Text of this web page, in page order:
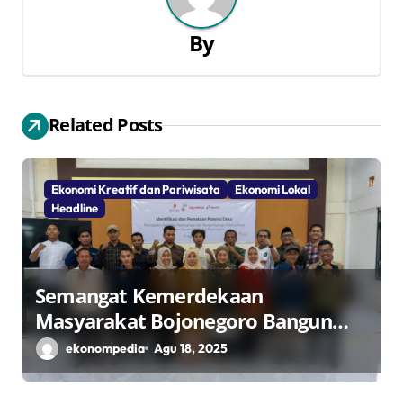
p
o
s
By
Related Posts
Ekonomi Kreatif dan Pariwisata
Ekonomi Lokal
Headline
Semangat Kemerdekaan
Masyarakat Bojonegoro Bangun
Desa Mandiri Ekonomi
ekonompedia Agu 18, 2025